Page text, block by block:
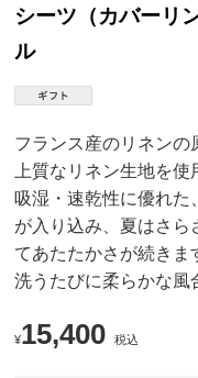
シーツ（カバーリ
ル
フランス産のリネンの
上質なリネン生地を使
吸湿・速乾性に優れ
が入り込み、夏はさら
てあたたかさが続きま
洗うたびに柔らかな風
¥15,400 税込